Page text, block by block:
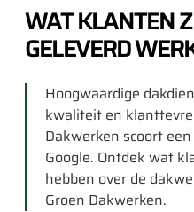
WAT KLANTEN
GELEVERD
Hoogwaardige
kwaliteit en
Dakwerken scoort
Google. Ontdek wat
hebben over de
Groen Dakwerken.